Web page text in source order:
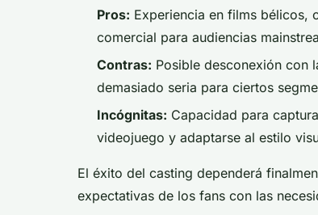
Pros: Experiencia en films bélicos,
comercial para audiencias
Contras: Posible desconexión con
demasiado seria para ciertos
Incógnitas: Capacidad para
videojuego y adaptarse al estilo
El éxito del casting dependerá
expectativas de los fans con las